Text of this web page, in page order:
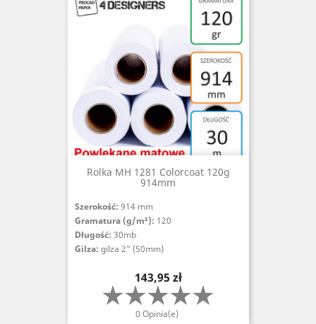
Rolka MH 1281 Colorcoat 120g
914mm
Szerokość: 914 mm
Gramatura (g/m²): 120
Długość: 30mb
Gilza: gilza 2" (50mm)
Cena
143,95 zł
0 Opinia(e)